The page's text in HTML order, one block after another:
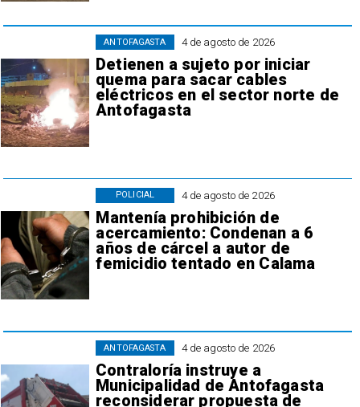
4 de agosto de 2026
Detienen a sujeto por iniciar
quema para sacar cables
eléctricos en el sector norte de
Antofagasta
ANTOFAGASTA
4 de agosto de 2026
Mantenía prohibición de
acercamiento: Condenan a 6
años de cárcel a autor de
femicidio tentado en Calama
POLICIAL
4 de agosto de 2026
Contraloría instruye a
Municipalidad de Antofagasta
reconsiderar propuesta de
ANTOFAGASTA